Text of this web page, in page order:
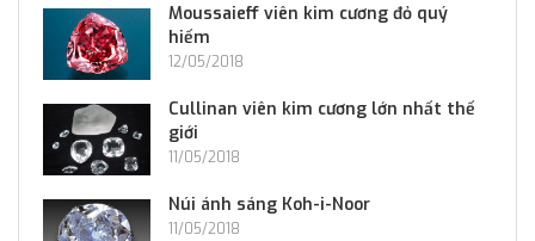
Moussaieff viên kim cương đỏ quý
hiếm
12/05/2018
Cullinan viên kim cương lớn nhất thế
giới
11/05/2018
Núi ánh sáng Koh-i-Noor
11/05/2018